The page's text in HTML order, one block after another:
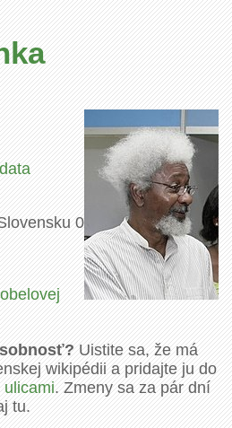
0
Uistite sa, že má
wikipédii a pridajte ju do
ulicami. Zmeny sa za pár dní
tu.